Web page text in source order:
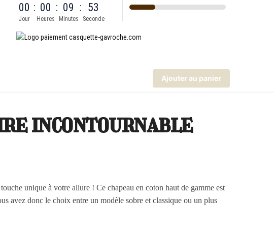
00
Jour
: 00
Heures
: 09
Minutes
: 52
Seconde
Ajouter au panier
incontournable
unique à votre allure ! Ce chapeau en coton haut de gamme est
avez donc le choix entre un modèle sobre et classique ou un plus